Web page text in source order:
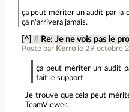
ça peut mériter un audit par la
ça n'arrivera jamais.
[^] # Re: Je ne vois pas le
Posté par Kerro le 29 octobre
ça peut mériter un audit
fait le support
Je trouve que cela peut
TeamViewer.